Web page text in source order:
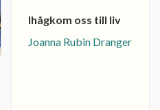
Ihågkom oss till liv
Joanna Rubin Dranger